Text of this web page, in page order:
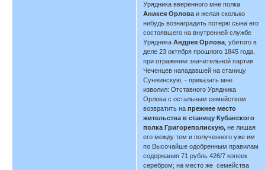
Урядника вверенного мне полка
Аникея Орлова и желая сколько
нибудь вознаградить потерю сына его
состоявшего на внутренней службе
УрядникаАндрея Орлова , убитого в
деле 23 октября прошлого 1845 года,
при отражении значительной партии
Чеченцев нападавшей на станицу
Сунжинскую, - приказать мне
изволил: Отставного Урядника
Орлова с остальным семейством
возвратить напрежнее место
жительства в станицу Кубанского
полка Григореполискую, не лишая
его между тем и полученного уже им
по Высочайше одобренным правилам
содержания 71 рубль 426/7 копеек
серебром; на место же семейства